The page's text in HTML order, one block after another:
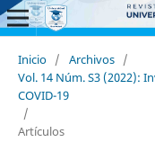
Inicio / Archivos /
Vol. 14 Núm. S3 (2022):
COVID-19
/
Artículos